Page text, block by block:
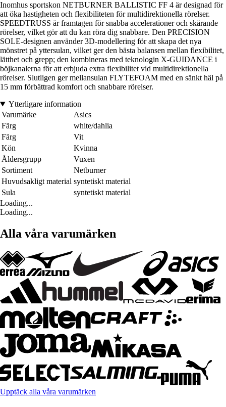
Inomhus sportskon NETBURNER BALLISTIC FF 4 är designad för
att öka hastigheten och flexibiliteten för multidirektionella rörelser.
SPEEDTRUSS är framtagen för snabba accelerationer och skärande
rörelser, vilket gör att du kan röra dig snabbare. Den PRECISION
SOLE-designen använder 3D-modellering för att skapa det nya
mönstret på yttersulan, vilket ger den bästa balansen mellan flexibilitet,
lätthet och grepp; den kombineras med teknologin X-GUIDANCE i
böjkanalerna för att erbjuda extra flexibilitet vid multidirektionella
rörelser. Slutligen ger mellansulan FLYTEFOAM med en sänkt häl på
15 mm förbättrad komfort och snabbare rörelser.
Ytterligare information
Varumärke
Asics
Färg
white/dahlia
Färg
Vit
Kön
Kvinna
Åldersgrupp
Vuxen
Sortiment
Netburner
Huvudsakligt material syntetiskt material
Sula
syntetiskt material
Loading...
Loading...
Alla våra varumärken
Upptäck alla våra varumärken